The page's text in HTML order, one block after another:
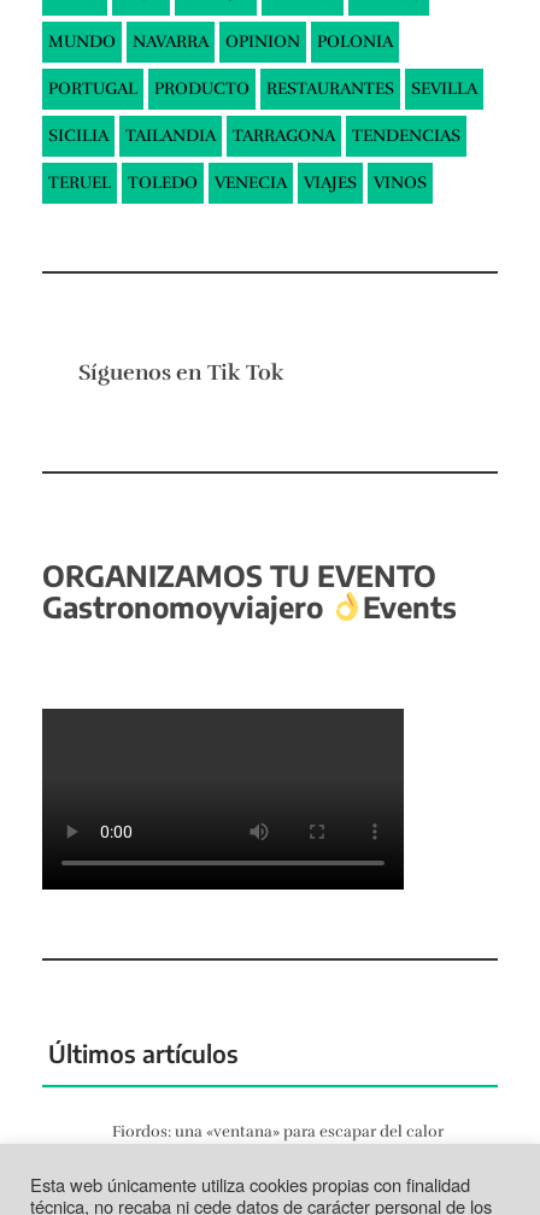
MUNDO NAVARRA OPINION POLONIA
PORTUGAL PRODUCTO RESTAURANTES SEVILLA
SICILIA TAILANDIA TARRAGONA TENDENCIAS
TERUEL TOLEDO VENECIA VIAJES VINOS
Síguenos en Tik Tok
ORGANIZAMOS TU EVENTO
Gastronomoyviajero
Events
Últimos artículos
Fiordos: una «ventana» para escapar del calor
Tortosa: la vida según el Ebro
Esta web únicamente utiliza cookies propias con finalidad
técnica, no recaba ni cede datos de carácter personal de los